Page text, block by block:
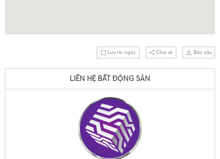
Lưu tin ngay Chia sẻ Báo xấu
LIÊN HỆ BẤT ĐỘNG SẢN